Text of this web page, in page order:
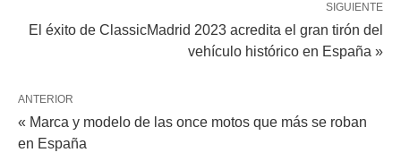
SIGUIENTE
El éxito de ClassicMadrid 2023 acredita el gran tirón del
vehículo histórico en España »
ANTERIOR
« Marca y modelo de las once motos que más se roban
en España